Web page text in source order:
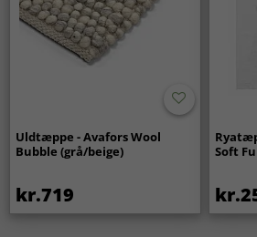
Uldtæppe - Avafors Wool
Bubble (grå/beige)
kr.719
Soft